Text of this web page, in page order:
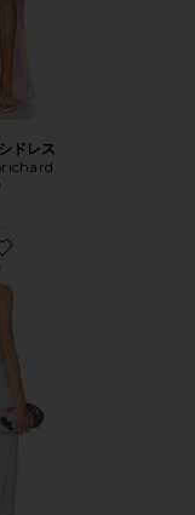
ドレス
Favorite ASHA ドレス